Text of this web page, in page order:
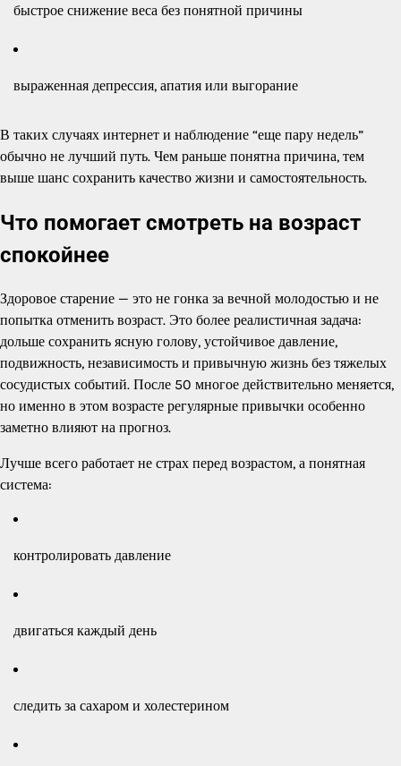
быстрое снижение веса без понятной причины
выраженная депрессия, апатия или выгорание
В таких случаях интернет и наблюдение “еще пару недель”
обычно не лучший путь. Чем раньше понятна причина, тем
выше шанс сохранить качество жизни и самостоятельность.
Что помогает смотреть на возраст
спокойнее
Здоровое старение — это не гонка за вечной молодостью и не
попытка отменить возраст. Это более реалистичная задача:
дольше сохранить ясную голову, устойчивое давление,
подвижность, независимость и привычную жизнь без тяжелых
сосудистых событий. После 50 многое действительно меняется,
но именно в этом возрасте регулярные привычки особенно
заметно влияют на прогноз.
Лучше всего работает не страх перед возрастом, а понятная
система:
контролировать давление
двигаться каждый день
следить за сахаром и холестерином